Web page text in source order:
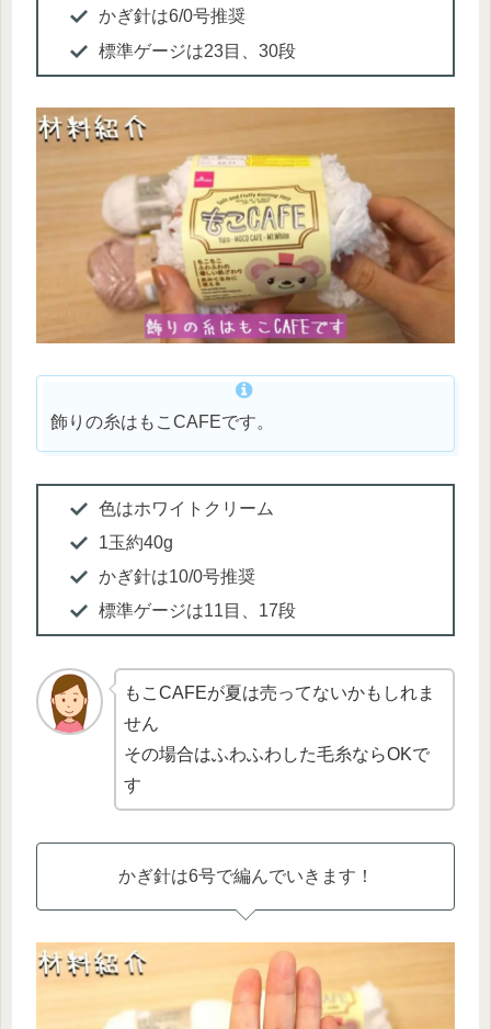
かぎ針は6/0号推奨
標準ゲージは23目、30段
飾りの糸はもこCAFEです。
色はホワイトクリーム
1玉約40g
かぎ針は10/0号推奨
標準ゲージは11目、17段
もこCAFEが夏は売ってないかもしれま
せん
その場合はふわふわした毛糸ならOKで
す
かぎ針は6号で編んでいきます！